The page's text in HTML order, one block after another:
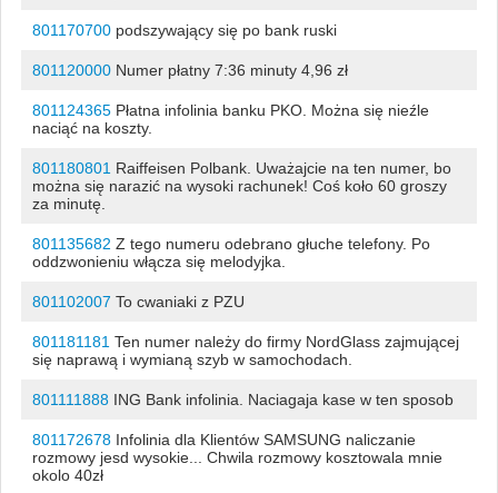
801170700podszywający się po bank ruski
801120000Numer płatny 7:36 minuty 4,96 zł
801124365Płatna infolinia banku PKO. Można się nieźle
naciąć na koszty.
801180801 Raiffeisen Polbank. Uważajcie na ten numer, bo
można się narazić na wysoki rachunek! Coś koło 60 groszy
za minutę.
801135682 Z tego numeru odebrano głuche telefony. Po
oddzwonieniu włącza się melodyjka.
801102007 To cwaniaki z PZU
801181181 Ten numer należy do firmy NordGlass zajmującej
się naprawą i wymianą szyb w samochodach.
801111888ING Bank infolinia. Naciagaja kase w ten sposob
801172678Infolinia dla Klientów SAMSUNG naliczanie
rozmowy jesd wysokie... Chwila rozmowy kosztowala mnie
okolo 40zł